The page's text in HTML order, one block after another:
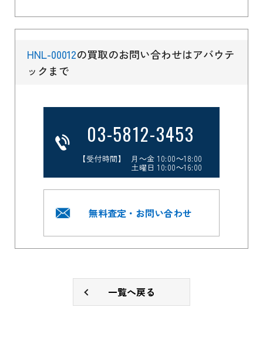
HNL-00012の買取のお問い合わせはアバウテ
ックまで
03-5812-3453
【受付時間】 月～金 10:00～18:00
土曜日 10:00～16:00
無料査定・お問い合わせ
一覧へ戻る